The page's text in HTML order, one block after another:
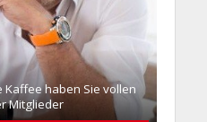
Kaffee haben Sie vollen
Mitglieder